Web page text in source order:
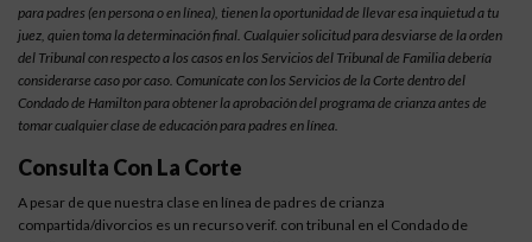
para padres (en persona o en línea), tienen la oportunidad de llevar esa inquietud a tu
juez, quien toma la determinación final. Cualquier solicitud para desviarse de la orden
del Tribunal con respecto a los casos en los Servicios del Tribunal de Familia debería
considerarse caso por caso. Comunícate con los Servicios de la Corte dentro del
Condado de Hamilton para obtener la aprobación del programa de crianza antes de
tomar cualquier clase de educación para padres en línea.
Consulta Con La Corte
A pesar de que nuestra clase en línea de padres de crianza
compartida/divorcios es un recurso verif. con tribunal en el Condado de